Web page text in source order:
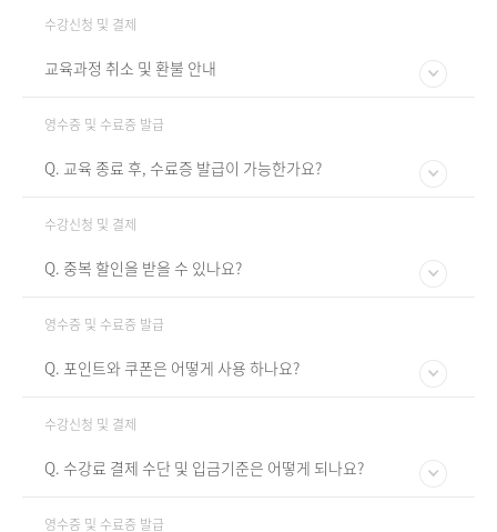
수강신청 및 결제
교육과정 취소 및 환불 안내
영수증 및 수료증 발급
Q. 교육 종료 후, 수료증 발급이 가능한가요?
수강신청 및 결제
Q. 중복 할인을 받을 수 있나요?
영수증 및 수료증 발급
Q. 포인트와 쿠폰은 어떻게 사용 하나요?
수강신청 및 결제
Q. 수강료 결제 수단 및 입금기준은 어떻게 되나요?
영수증 및 수료증 발급